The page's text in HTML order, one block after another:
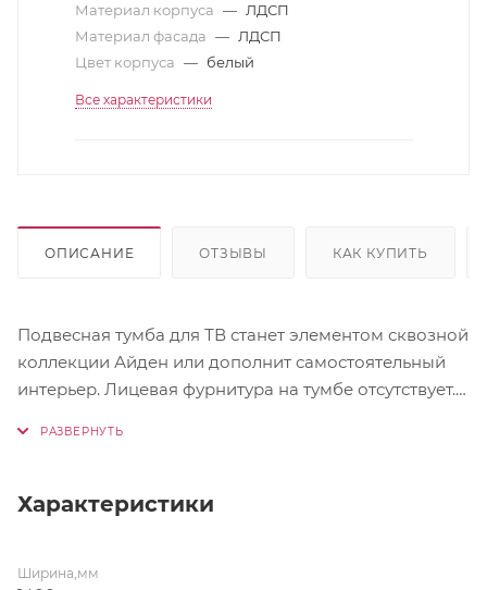
Материал корпуса — ЛДСП
Материал фасада — ЛДСП
Цвет корпуса — белый
Все характеристики
ОПИСАНИЕ ОТЗЫВЫ КАК КУПИТЬ
Подвесная тумба для ТВ станет элементом сквозной
коллекции Айден или дополнит самостоятельный
интерьер. Лицевая фурнитура на тумбе отсутствует.
комплектацию модуля)
Характеристики
Ширина,мм